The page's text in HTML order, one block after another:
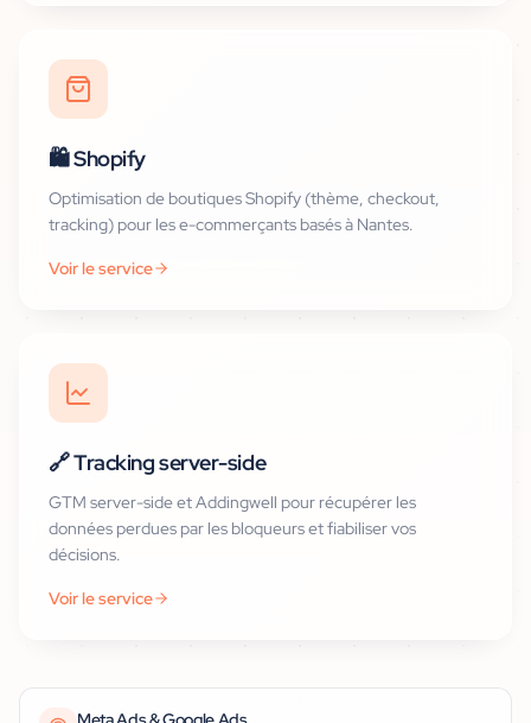
🛍️Shopify
Optimisation de boutiques Shopify (thème, checkout,
tracking) pour les e-commerçants basés à Nantes.
Voir le service
🔗Tracking server-side
GTM server-side et Addingwell pour récupérer les
données perdues par les bloqueurs et fiabiliser vos
décisions.
Voir le service